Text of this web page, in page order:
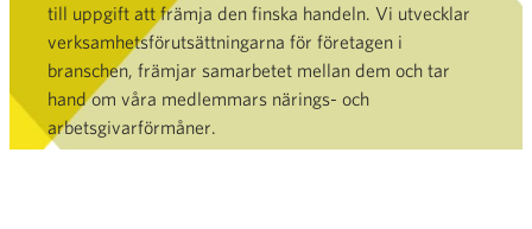
till uppgift att främja den finska handeln. Vi utvecklar
verksamhetsförutsättningarna för företagen i
branschen, främjar samarbetet mellan dem och tar
hand om våra medlemmars närings- och
arbetsgivarförmåner.